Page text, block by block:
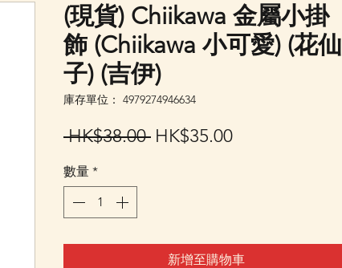
(現貨) Chiikawa 金屬小掛
飾 (Chiikawa 小可愛) (花仙
子) (吉伊)
庫存單位： 4979274946634
HK$38.00 一
HK$35.00促
數量 *
新增至購物車